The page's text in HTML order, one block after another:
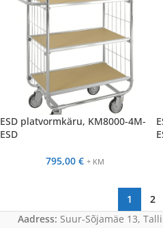
ESD platvormkäru, KM8000-4M-
ESD
795,00 € + KM
1 2
Aadress: Suur-Sõjamäe 13,